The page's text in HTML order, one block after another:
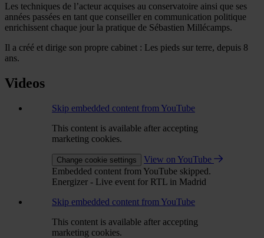
Les techniques de l’acteur acquises au conservatoire ainsi que ses
années passées en tant que conseiller en communication politique
enrichissent chaque jour la pratique de Sébastien Millécamps.
Il a créé et dirige son propre cabinet : Les pieds sur terre, depuis 8
ans.
Videos
Skip embedded content from YouTube
This content is available after accepting
marketing cookies.
Change cookie settings
View on YouTube
Embedded content from YouTube skipped.
Energizer - Live event for RTL in Madrid
Skip embedded content from YouTube
This content is available after accepting
marketing cookies.